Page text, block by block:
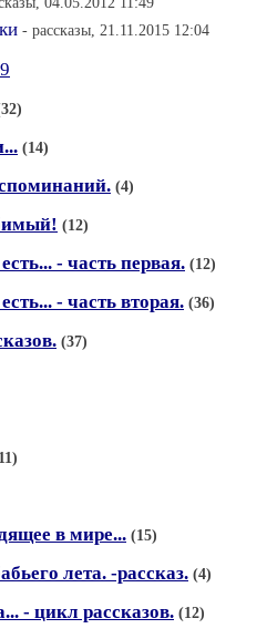
- рассказы, 21.11.2015 12:04
(14)
(4)
(12)
- часть первая. (12)
- часть вторая. (36)
(37)
в мире... (15)
лета. -рассказ. (4)
- цикл рассказов. (12)